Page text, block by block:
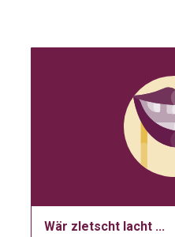
Wär zletscht lacht ...